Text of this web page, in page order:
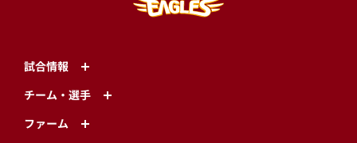
試合情報
チーム・選手
ファーム